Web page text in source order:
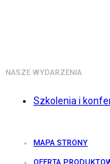
NASZE WYDARZENIA
Szkolenia i
MAPA STRONY